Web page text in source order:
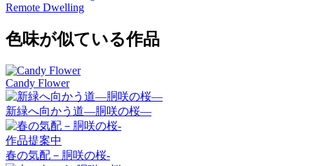
Remote Dwelling
色味が似ている作品
Candy Flower
新緑へ向かう道―胴咲の桜―
作品提案中
春の気配－胴咲の桜-